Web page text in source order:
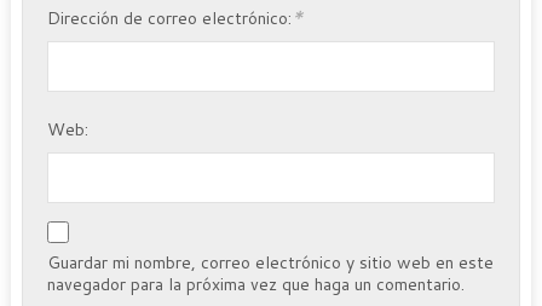
Dirección de correo electrónico: *
Web:
Guardar mi nombre, correo electrónico y sitio web en este
navegador para la próxima vez que haga un comentario.